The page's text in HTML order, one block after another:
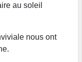
au soleil
nous ont